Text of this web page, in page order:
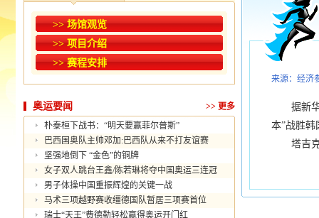
>> 场馆观览
>> 项目介绍
>> 赛程安排
奥运要闻 >> 更多
朴泰桓下战书：“明天要赢菲尔普斯”
巴西国奥队主帅邓加:巴西队从来不打友谊赛
坚强地倒下 “金色”的铜牌
女子双人跳台王鑫/陈若琳将夺中国奥运三连冠
男子体操中国重振辉煌的关键一战
马术三项越野赛收缰德国队暂居三项赛首位
瑞士“天王”费德勒轻松赢得奥运开门红
来源：经济
据新华
本”战胜韩
塔吉克